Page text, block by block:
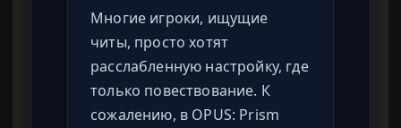
Многие игроки, ищущие
читы, просто хотят
расслабленную настройку, где
только повествование. К
сожалению, в OPUS: Prism